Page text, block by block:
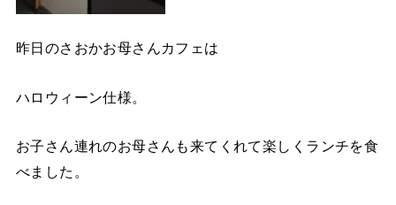
昨日のさおかお母さんカフェは
ハロウィーン仕様。
お子さん連れのお母さんも来てくれて楽しくランチを食
べました。